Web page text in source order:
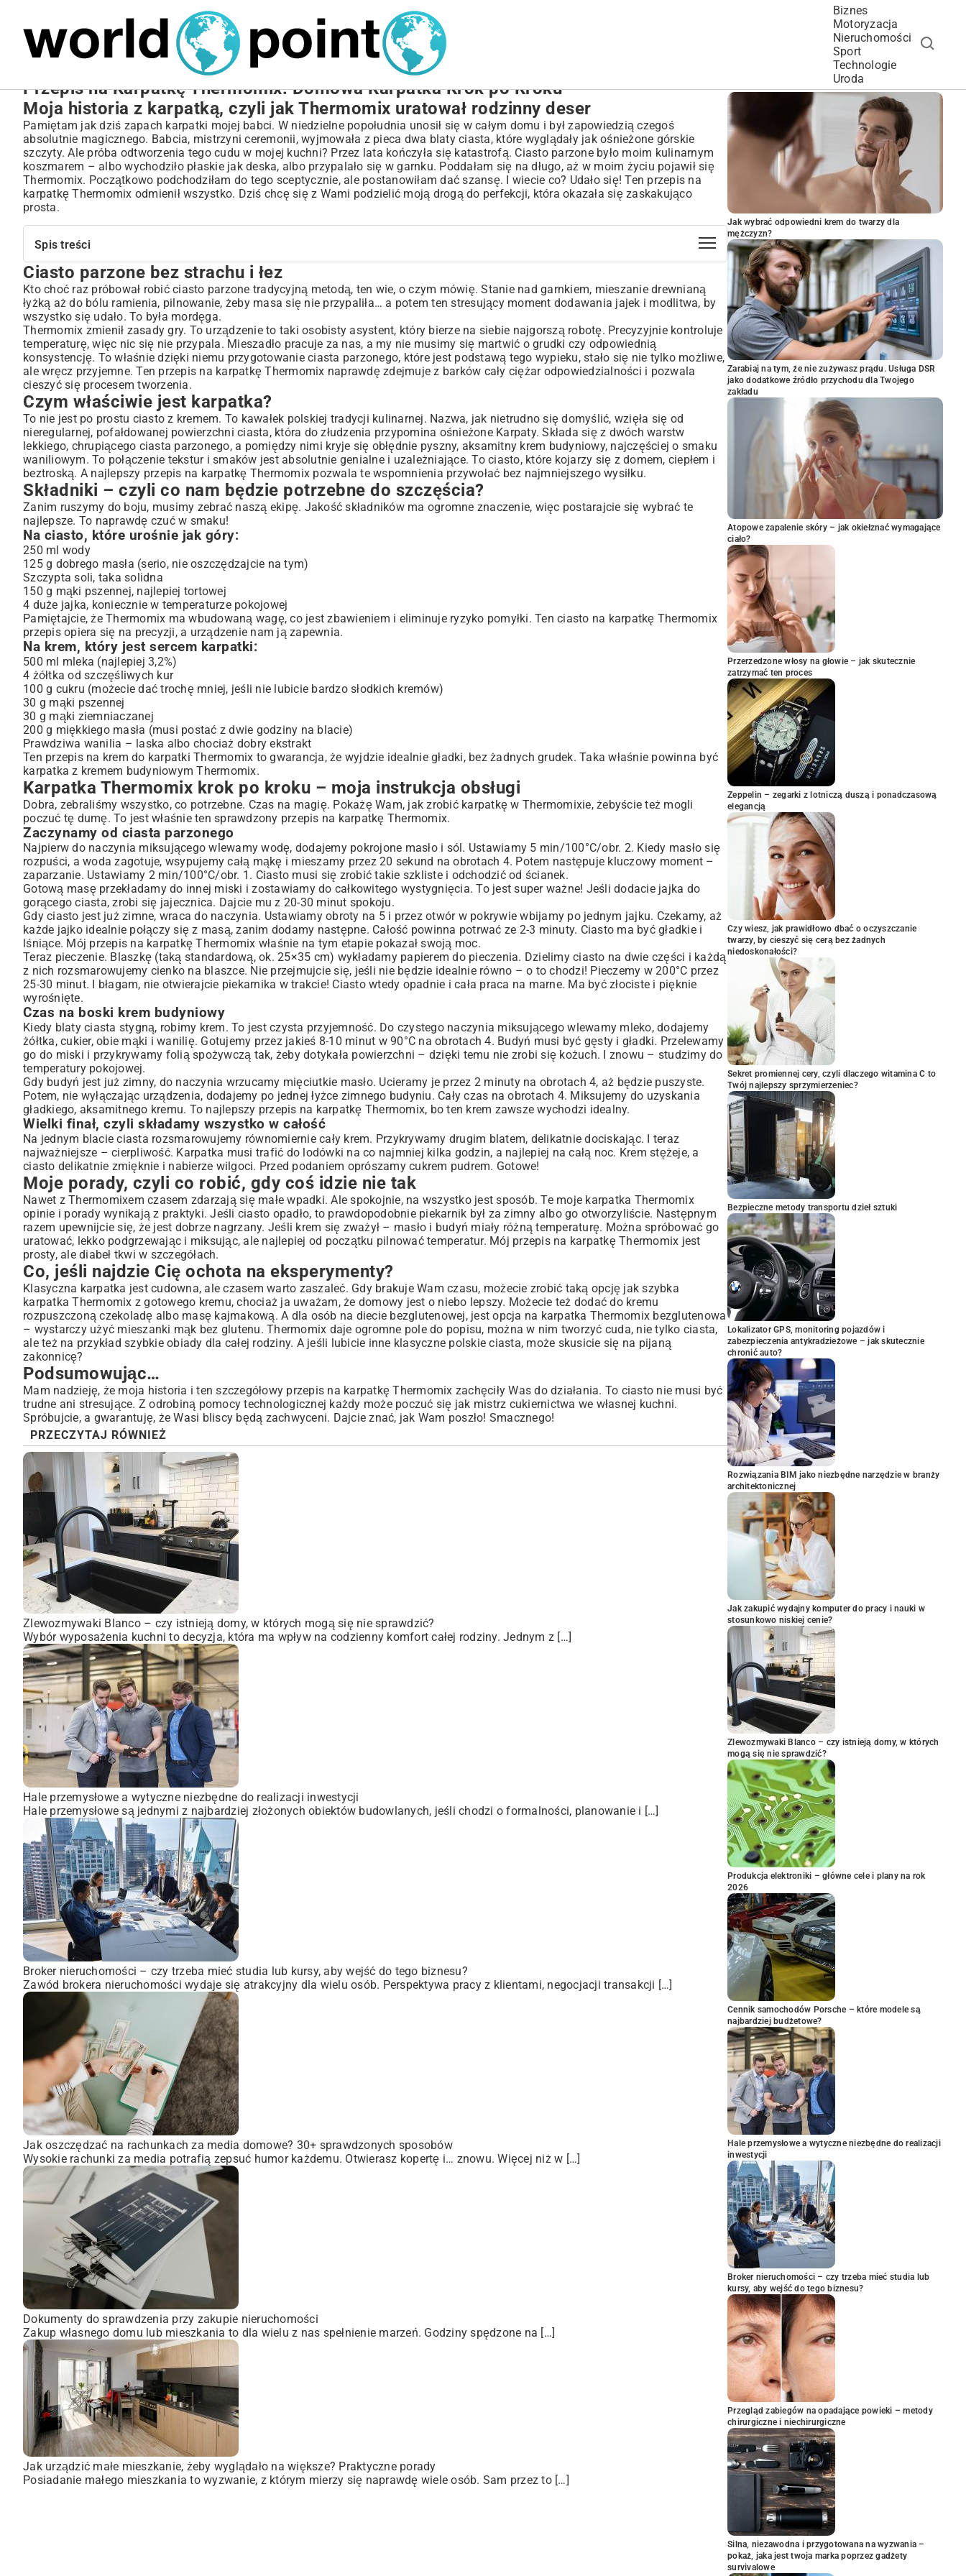
Biznes
Motoryzacja
Nieruchomości
Sport
Technologie
Uroda
NIERUCHOMOŚCI
Przepis na Karpatkę Thermomix: Domowa Karpatka Krok po Kroku
Moja historia z karpatką, czyli jak Thermomix uratował rodzinny deser
Pamiętam jak dziś zapach karpatki mojej babci. W niedzielne popołudnia unosił się w całym domu i był zapowiedzią czegoś
absolutnie magicznego. Babcia, mistrzyni ceremonii, wyjmowała z pieca dwa blaty ciasta, które wyglądały jak ośnieżone górskie
szczyty. Ale próba odtworzenia tego cudu w mojej kuchni? Przez lata kończyła się katastrofą. Ciasto parzone było moim kulinarnym
koszmarem – albo wychodziło płaskie jak deska, albo przypalało się w garnku. Poddałam się na długo, aż w moim życiu pojawił się
Thermomix. Początkowo podchodziłam do tego sceptycznie, ale postanowiłam dać szansę. I wiecie co? Udało się! Ten przepis na
karpatkę Thermomix odmienił wszystko. Dziś chcę się z Wami podzielić moją drogą do perfekcji, która okazała się zaskakująco
prosta.
Spis treści
Ciasto parzone bez strachu i łez
Czym właściwie jest karpatka?
Składniki – czyli co nam będzie potrzebne do szczęścia?
Na ciasto, które urośnie jak góry:
Na krem, który jest sercem karpatki:
Karpatka Thermomix krok po kroku – moja instrukcja obsługi
Zaczynamy od ciasta parzonego
Czas na boski krem budyniowy
Wielki finał, czyli składamy wszystko w całość
Moje porady, czyli co robić, gdy coś idzie nie tak
Co, jeśli najdzie Cię ochota na eksperymenty?
Podsumowując…
Ciasto parzone bez strachu i łez
Kto choć raz próbował robić ciasto parzone tradycyjną metodą, ten wie, o czym mówię. Stanie nad garnkiem, mieszanie drewnianą
łyżką aż do bólu ramienia, pilnowanie, żeby masa się nie przypaliła… a potem ten stresujący moment dodawania jajek i modlitwa, by
wszystko się udało. To była mordęga.
Thermomix zmienił zasady gry. To urządzenie to taki osobisty asystent, który bierze na siebie najgorszą robotę. Precyzyjnie kontroluje
temperaturę, więc nic się nie przypala. Mieszadło pracuje za nas, a my nie musimy się martwić o grudki czy odpowiednią
konsystencję. To właśnie dzięki niemu przygotowanie ciasta parzonego, które jest podstawą tego wypieku, stało się nie tylko możliwe,
ale wręcz przyjemne. Ten przepis na karpatkę Thermomix naprawdę zdejmuje z barków cały ciężar odpowiedzialności i pozwala
cieszyć się procesem tworzenia.
Czym właściwie jest karpatka?
To nie jest po prostu ciasto z kremem. To kawałek polskiej tradycji kulinarnej. Nazwa, jak nietrudno się domyślić, wzięła się od
nieregularnej, pofałdowanej powierzchni ciasta, która do złudzenia przypomina ośnieżone Karpaty. Składa się z dwóch warstw
lekkiego, chrupiącego ciasta parzonego, a pomiędzy nimi kryje się obłędnie pyszny, aksamitny krem budyniowy, najczęściej o smaku
waniliowym. To połączenie tekstur i smaków jest absolutnie genialne i uzależniające. To ciasto, które kojarzy się z domem, ciepłem i
beztroską. A najlepszy przepis na karpatkę Thermomix pozwala te wspomnienia przywołać bez najmniejszego wysiłku.
Składniki – czyli co nam będzie potrzebne do szczęścia?
Zanim ruszymy do boju, musimy zebrać naszą ekipę. Jakość składników ma ogromne znaczenie, więc postarajcie się wybrać te
najlepsze. To naprawdę czuć w smaku!
Na ciasto, które urośnie jak góry:
250 ml wody
125 g dobrego masła (serio, nie oszczędzajcie na tym)
Szczypta soli, taka solidna
150 g mąki pszennej, najlepiej tortowej
4 duże jajka, koniecznie w temperaturze pokojowej
Pamiętajcie, że Thermomix ma wbudowaną wagę, co jest zbawieniem i eliminuje ryzyko pomyłki. Ten ciasto na karpatkę Thermomix
przepis opiera się na precyzji, a urządzenie nam ją zapewnia.
Na krem, który jest sercem karpatki:
500 ml mleka (najlepiej 3,2%)
4 żółtka od szczęśliwych kur
100 g cukru (możecie dać trochę mniej, jeśli nie lubicie bardzo słodkich kremów)
30 g mąki pszennej
30 g mąki ziemniaczanej
200 g miękkiego masła (musi postać z dwie godziny na blacie)
Prawdziwa wanilia – laska albo chociaż dobry ekstrakt
Ten przepis na krem do karpatki Thermomix to gwarancja, że wyjdzie idealnie gładki, bez żadnych grudek. Taka właśnie powinna być
karpatka z kremem budyniowym Thermomix.
Karpatka Thermomix krok po kroku – moja instrukcja obsługi
Dobra, zebraliśmy wszystko, co potrzebne. Czas na magię. Pokażę Wam, jak zrobić karpatkę w Thermomixie, żebyście też mogli
poczuć tę dumę. To jest właśnie ten sprawdzony przepis na karpatkę Thermomix.
Zaczynamy od ciasta parzonego
Najpierw do naczynia miksującego wlewamy wodę, dodajemy pokrojone masło i sól. Ustawiamy 5 min/100°C/obr. 2. Kiedy masło się
rozpuści, a woda zagotuje, wsypujemy całą mąkę i mieszamy przez 20 sekund na obrotach 4. Potem następuje kluczowy moment –
zaparzanie. Ustawiamy 2 min/100°C/obr. 1. Ciasto musi się zrobić takie szkliste i odchodzić od ścianek.
Gotową masę przekładamy do innej miski i zostawiamy do całkowitego wystygnięcia. To jest super ważne! Jeśli dodacie jajka do
gorącego ciasta, zrobi się jajecznica. Dajcie mu z 20-30 minut spokoju.
Gdy ciasto jest już zimne, wraca do naczynia. Ustawiamy obroty na 5 i przez otwór w pokrywie wbijamy po jednym jajku. Czekamy, aż
każde jajko idealnie połączy się z masą, zanim dodamy następne. Całość powinna potrwać ze 2-3 minuty. Ciasto ma być gładkie i
lśniące. Mój przepis na karpatkę Thermomix właśnie na tym etapie pokazał swoją moc.
Teraz pieczenie. Blaszkę (taką standardową, ok. 25×35 cm) wykładamy papierem do pieczenia. Dzielimy ciasto na dwie części i każdą
z nich rozsmarowujemy cienko na blaszce. Nie przejmujcie się, jeśli nie będzie idealnie równo – o to chodzi! Pieczemy w 200°C przez
25-30 minut. I błagam, nie otwierajcie piekarnika w trakcie! Ciasto wtedy opadnie i cała praca na marne. Ma być złociste i pięknie
wyrośnięte.
Czas na boski krem budyniowy
Kiedy blaty ciasta stygną, robimy krem. To jest czysta przyjemność. Do czystego naczynia miksującego wlewamy mleko, dodajemy
żółtka, cukier, obie mąki i wanilię. Gotujemy przez jakieś 8-10 minut w 90°C na obrotach 4. Budyń musi być gęsty i gładki. Przelewamy
go do miski i przykrywamy folią spożywczą tak, żeby dotykała powierzchni – dzięki temu nie zrobi się kożuch. I znowu – studzimy do
temperatury pokojowej.
Gdy budyń jest już zimny, do naczynia wrzucamy mięciutkie masło. Ucieramy je przez 2 minuty na obrotach 4, aż będzie puszyste.
Potem, nie wyłączając urządzenia, dodajemy po jednej łyżce zimnego budyniu. Cały czas na obrotach 4. Miksujemy do uzyskania
gładkiego, aksamitnego kremu. To najlepszy przepis na karpatkę Thermomix, bo ten krem zawsze wychodzi idealny.
Wielki finał, czyli składamy wszystko w całość
Na jednym blacie ciasta rozsmarowujemy równomiernie cały krem. Przykrywamy drugim blatem, delikatnie dociskając. I teraz
najważniejsze – cierpliwość. Karpatka musi trafić do lodówki na co najmniej kilka godzin, a najlepiej na całą noc. Krem stężeje, a
ciasto delikatnie zmięknie i nabierze wilgoci. Przed podaniem oprószamy cukrem pudrem. Gotowe!
Moje porady, czyli co robić, gdy coś idzie nie tak
Nawet z Thermomixem czasem zdarzają się małe wpadki. Ale spokojnie, na wszystko jest sposób. Te moje karpatka Thermomix
opinie i porady wynikają z praktyki. Jeśli ciasto opadło, to prawdopodobnie piekarnik był za zimny albo go otworzyliście. Następnym
razem upewnijcie się, że jest dobrze nagrzany. Jeśli krem się zważył – masło i budyń miały różną temperaturę. Można spróbować go
uratować, lekko podgrzewając i miksując, ale najlepiej od początku pilnować temperatur. Mój przepis na karpatkę Thermomix jest
prosty, ale diabeł tkwi w szczegółach.
Co, jeśli najdzie Cię ochota na eksperymenty?
Klasyczna karpatka jest cudowna, ale czasem warto zaszaleć. Gdy brakuje Wam czasu, możecie zrobić taką opcję jak szybka
karpatka Thermomix z gotowego kremu, chociaż ja uważam, że domowy jest o niebo lepszy. Możecie też dodać do kremu
rozpuszczoną czekoladę albo masę kajmakową. A dla osób na diecie bezglutenowej, jest opcja na karpatka Thermomix bezglutenowa
– wystarczy użyć mieszanki mąk bez glutenu. Thermomix daje ogromne pole do popisu, można w nim tworzyć cuda, nie tylko ciasta,
ale też na przykład szybkie obiady dla całej rodziny. A jeśli lubicie inne klasyczne polskie ciasta, może skusicie się na pijaną
zakonnicę?
Podsumowując…
Mam nadzieję, że moja historia i ten szczegółowy przepis na karpatkę Thermomix zachęciły Was do działania. To ciasto nie musi być
trudne ani stresujące. Z odrobiną pomocy technologicznej każdy może poczuć się jak mistrz cukiernictwa we własnej kuchni.
Spróbujcie, a gwarantuję, że Wasi bliscy będą zachwyceni. Dajcie znać, jak Wam poszło! Smacznego!
PRZECZYTAJ RÓWNIEŻ
Zlewozmywaki Blanco – czy istnieją domy, w których mogą się nie sprawdzić?
Wybór wyposażenia kuchni to decyzja, która ma wpływ na codzienny komfort całej rodziny. Jednym z […]
Hale przemysłowe a wytyczne niezbędne do realizacji inwestycji
Hale przemysłowe są jednymi z najbardziej złożonych obiektów budowlanych, jeśli chodzi o formalności, planowanie i […]
Broker nieruchomości – czy trzeba mieć studia lub kursy, aby wejść do tego biznesu?
Zawód brokera nieruchomości wydaje się atrakcyjny dla wielu osób. Perspektywa pracy z klientami, negocjacji transakcji […]
Jak oszczędzać na rachunkach za media domowe? 30+ sprawdzonych sposobów
Wysokie rachunki za media potrafią zepsuć humor każdemu. Otwierasz kopertę i… znowu. Więcej niż w […]
Dokumenty do sprawdzenia przy zakupie nieruchomości
Zakup własnego domu lub mieszkania to dla wielu z nas spełnienie marzeń. Godziny spędzone na […]
Jak urządzić małe mieszkanie, żeby wyglądało na większe? Praktyczne porady
Posiadanie małego mieszkania to wyzwanie, z którym mierzy się naprawdę wiele osób. Sam przez to […]
POPULARNE ARTYKUŁY
Jak wybrać odpowiedni krem do twarzy dla
mężczyzn?
Zarabiaj na tym, że nie zużywasz prądu. Usługa DSR
jako dodatkowe źródło przychodu dla Twojego
zakładu
Atopowe zapalenie skóry – jak okiełznać wymagające
ciało?
Przerzedzone włosy na głowie – jak skutecznie
zatrzymać ten proces
Zeppelin – zegarki z lotniczą duszą i ponadczasową
elegancją
Czy wiesz, jak prawidłowo dbać o oczyszczanie
twarzy, by cieszyć się cerą bez żadnych
niedoskonałości?
Sekret promiennej cery, czyli dlaczego witamina C to
Twój najlepszy sprzymierzeniec?
Bezpieczne metody transportu dzieł sztuki
Lokalizator GPS, monitoring pojazdów i
zabezpieczenia antykradzieżowe – jak skutecznie
chronić auto?
Rozwiązania BIM jako niezbędne narzędzie w branży
architektonicznej
Jak zakupić wydajny komputer do pracy i nauki w
stosunkowo niskiej cenie?
Zlewozmywaki Blanco – czy istnieją domy, w których
mogą się nie sprawdzić?
Produkcja elektroniki – główne cele i plany na rok
2026
Cennik samochodów Porsche – które modele są
najbardziej budżetowe?
Hale przemysłowe a wytyczne niezbędne do realizacji
inwestycji
Broker nieruchomości – czy trzeba mieć studia lub
kursy, aby wejść do tego biznesu?
Przegląd zabiegów na opadające powieki – metody
chirurgiczne i niechirurgiczne
Silna, niezawodna i przygotowana na wyzwania –
pokaż, jaka jest twoja marka poprzez gadżety
survivalowe